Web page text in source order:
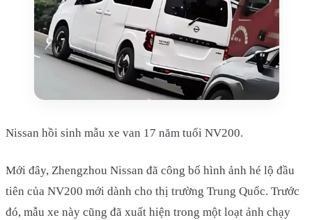
Nissan hồi sinh mẫu xe van 17 năm tuổi NV200.
Mới đây, Zhengzhou Nissan đã công bố hình ảnh hé lộ đầu
tiên của NV200 mới dành cho thị trường Trung Quốc. Trước
đó, mẫu xe này cũng đã xuất hiện trong một loạt ảnh chạy